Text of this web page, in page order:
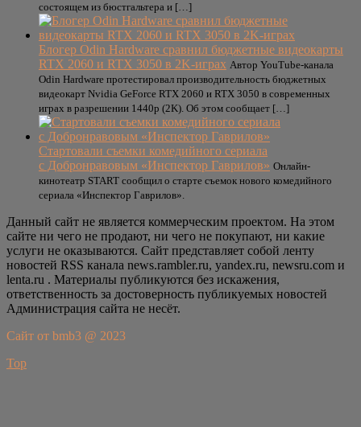
состоящем из бюстгальтера и […]
Блогер Odin Hardware сравнил бюджетные видеокарты
RTX 2060 и RTX 3050 в 2K-играх Автор YouTube-канала
Odin Hardware протестировал производительность бюджетных
видеокарт Nvidia GeForce RTX 2060 и RTX 3050 в современных
играх в разрешении 1440p (2K). Об этом сообщает […]
Стартовали съемки комедийного сериала
с Добронравовым «Инспектор Гаврилов» Онлайн-
кинотеатр START сообщил о старте съемок нового комедийного
сериала «Инспектор Гаврилов».
Данный сайт не является коммерческим проектом. На этом
сайте ни чего не продают, ни чего не покупают, ни какие
услуги не оказываются. Сайт представляет собой ленту
новостей RSS канала news.rambler.ru, yandex.ru, newsru.com и
lenta.ru . Материалы публикуются без искажения,
ответственность за достоверность публикуемых новостей
Администрация сайта не несёт.
Сайт от bmb3 @ 2023
Top